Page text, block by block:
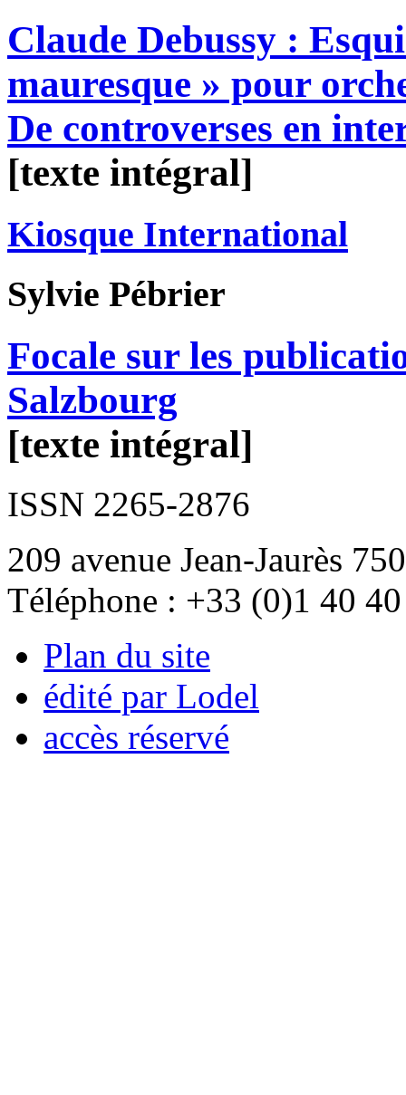
Claude Debussy :
mauresque » pour
De controverses en
[texte intégral]
Kiosque International
Sylvie Pébrier
Focale sur les
Salzbourg
[texte intégral]
ISSN 2265-2876
209 avenue Jean-Jaurès
Téléphone : +33 (0)1 40
Plan du site
édité par Lodel
accès réservé